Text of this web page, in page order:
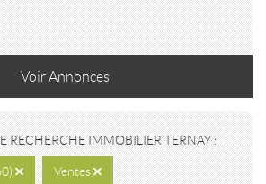
VoirAnnonces
RECHERCHE IMMOBILIER TERNAY :
Ventes